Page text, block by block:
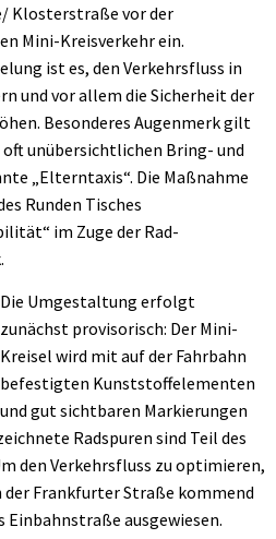
Klosterstraße vor der
Mini-Kreisverkehr ein.
ist es, den Verkehrsfluss in
und vor allem die Sicherheit der
Besonderes Augenmerk gilt
unübersichtlichen Bring- und
„Elterntaxis“. Die Maßnahme
Runden Tisches
im Zuge der Rad-
Die Umgestaltung erfolgt
zunächst provisorisch: Der Mini-
Kreisel wird mit auf der Fahrbahn
befestigten Kunststoffelementen
und gut sichtbaren Markierungen
Radspuren sind Teil des
den Verkehrsfluss zu optimieren,
der Frankfurter Straße kommend
Einbahnstraße ausgewiesen.